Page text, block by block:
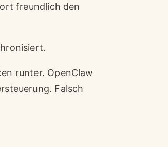
freundlich den
runter. OpenClaw
Falsch